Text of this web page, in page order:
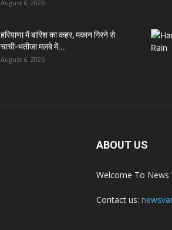
August 6, 2026
हरियाणा में बारिश का कहर, मकान गिरने से
चाची-भतीजा मलबे में...
August 6, 2026
ABOUT US
Welcome To News
Contact us: